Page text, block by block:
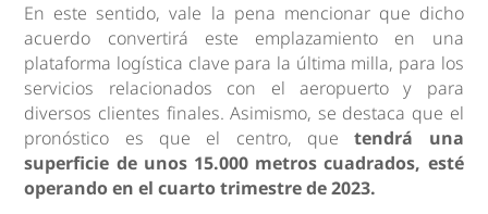
En este sentido, vale la pena mencionar que dicho
acuerdo convertirá este emplazamiento en una
plataforma logística clave para la última milla, para los
servicios relacionados con el aeropuerto y para
diversos clientes finales. Asimismo, se destaca que el
pronóstico es que el centro, quetendrá una
superficie de unos 15.000 metros cuadrados, esté
operando en el cuarto trimestre de 2023.